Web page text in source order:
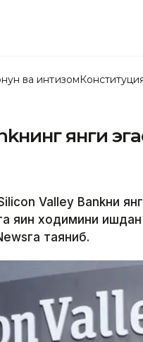
ва интизом
янги
Valley Bankни
яқин ходимини
таяниб.